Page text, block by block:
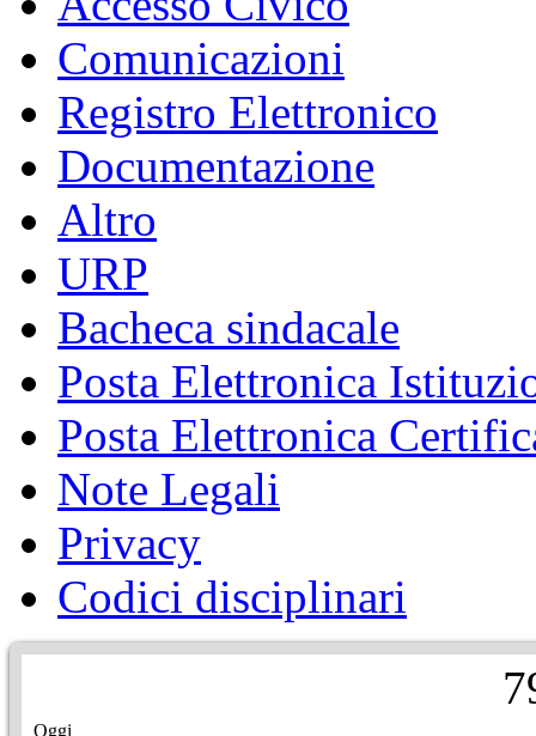
Comunicazioni
Registro Elettronico
Documentazione
Altro
URP
Bacheca sindacale
Posta Elettronica
Posta Elettronica
Note Legali
Privacy
Codici disciplinari
7
Oggi